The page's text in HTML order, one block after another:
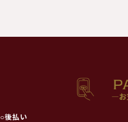
○後払い